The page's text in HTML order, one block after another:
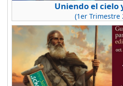
Uniendo el cielo
(1er Trimestre